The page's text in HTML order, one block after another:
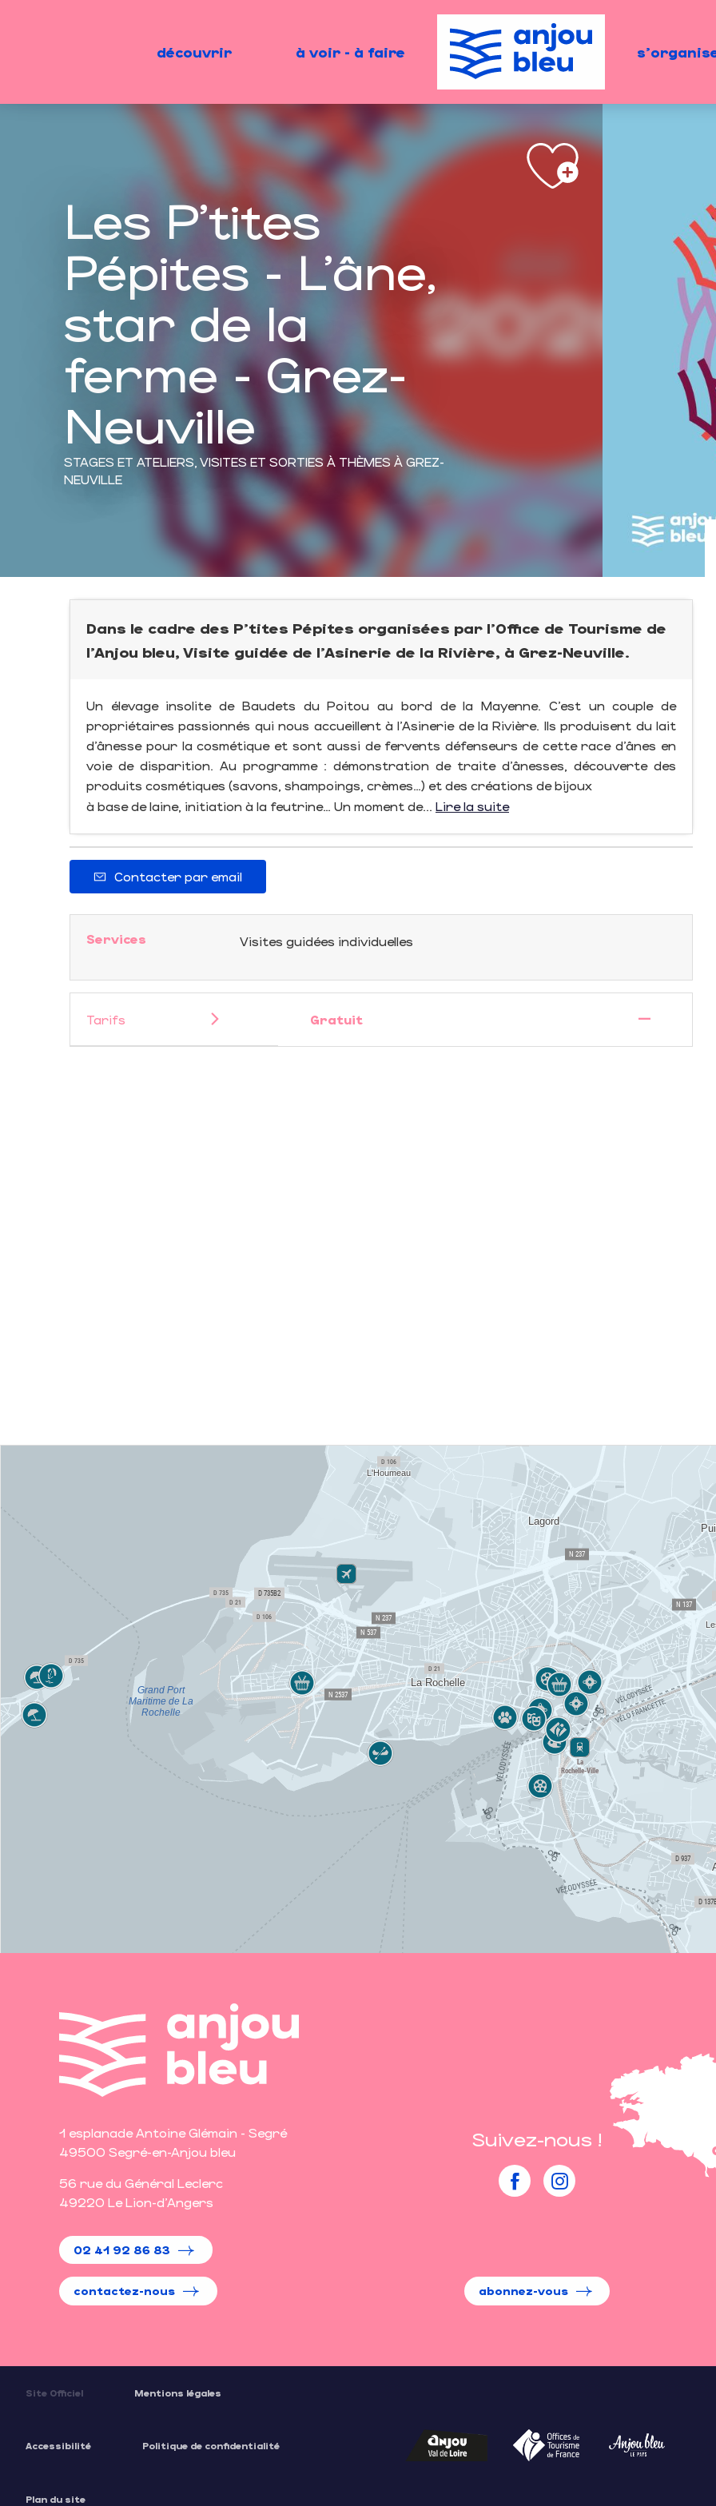
découvrir à voir - à faire
Les P'tites
Pépites - L'âne,
star de la
ferme - Grez-
Neuville
STAGES ET ATELIERS, VISITES ET SORTIES À THÈMES À GREZ-
NEUVILLE
Dans le cadre des P'tites Pépites organisées par l'Office de Tourisme de
l'Anjou bleu, Visite guidée de l’Asinerie de la Rivière, à Grez-Neuville.
Un élevage insolite de Baudets du Poitou au bord de la Mayenne. C’est un couple de
propriétaires passionnés qui nous accueillent à l’Asinerie de la Rivière. Ils produisent du lait
d’ânesse pour la cosmétique et sont aussi de fervents défenseurs de cette race d’ânes en
voie de disparition. Au programme : démonstration de traite d’ânesses, découverte des
produits cosmétiques (savons, shampoings, crèmes…) et des créations de bijoux
à base de laine, initiation à la feutrine… Un moment de... Lire la suite
Contacter par email
Services Visites guidées individuelles
Tarifs Gratuit —
1 esplanade Antoine Glémain - Segré
49500 Segré-en-Anjou bleu
56 rue du Général Leclerc
49220 Le Lion-d'Angers
02 41 92 86 83
contactez-nous
Suivez-nous !
abonnez-vous
Site Officiel Mentions légales
Accessibilité Politique de confidentialité
Plan du site